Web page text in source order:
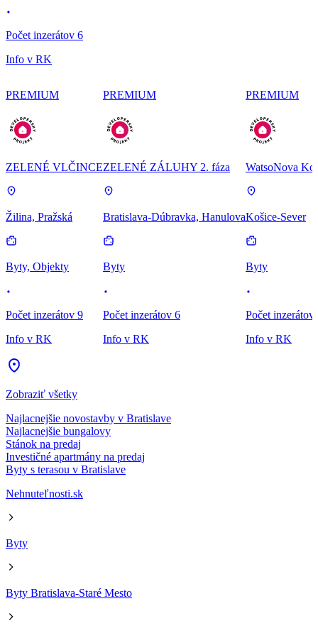
Počet inzerátov 6
Info v RK
PREMIUM
ZELENÉ VLČINCE
Žilina, Pražská
Byty, Objekty
Počet inzerátov 9
Info v RK
PREMIUM
ZELENÉ ZÁLUHY 2. fáza
Bratislava-Dúbravka, Hanulova
Byty
Počet inzerátov 6
Info v RK
PREMIUM
WatsoNova
Košice-Sever
Byty
Počet inzerátov
Info v RK
Zobraziť všetky
Najlacnejšie novostavby v Bratislave
Najlacnejšie bungalovy
Stánok na predaj
Investičné apartmány na predaj
Byty s terasou v Bratislave
Nehnuteľnosti.sk
Byty
Byty Bratislava-Staré Mesto